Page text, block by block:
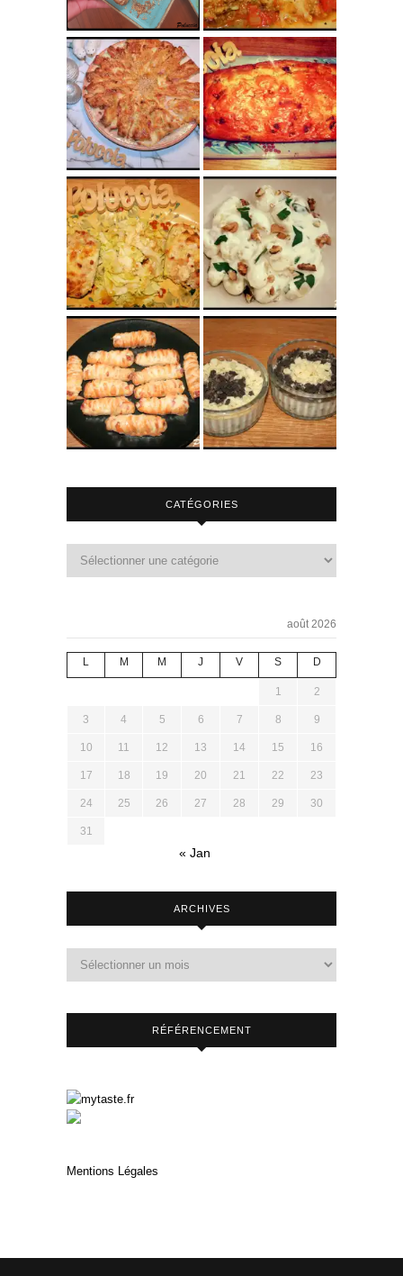
CATÉGORIES
août 2026
L M M J V S D
1 2
3 4 5 6 7 8 9
10 11 12 13 14 15 16
17 18 19 20 21 22 23
24 25 26 27 28 29 30
31
« Jan
ARCHIVES
RÉFÉRENCEMENT
Mentions Légales